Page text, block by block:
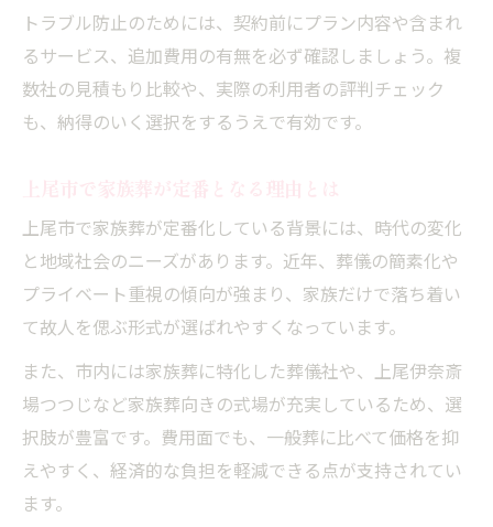
トラブル防止のためには、契約前にプラン内容や含まれ
るサービス、追加費用の有無を必ず確認しましょう。複
数社の見積もり比較や、実際の利用者の評判チェック
も、納得のいく選択をするうえで有効です。
上尾市で家族葬が定番化している背景には、時代の変化
と地域社会のニーズがあります。近年、葬儀の簡素化や
プライベート重視の傾向が強まり、家族だけで落ち着い
て故人を偲ぶ形式が選ばれやすくなっています。
また、市内には家族葬に特化した葬儀社や、上尾伊奈斎
場つつじなど家族葬向きの式場が充実しているため、選
択肢が豊富です。費用面でも、一般葬に比べて価格を抑
えやすく、経済的な負担を軽減できる点が支持されてい
ます。